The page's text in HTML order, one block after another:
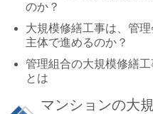
のか？
大規模修繕工事は、管
主体で進めるのか？
管理組合の大規模修繕
とは
マンションの大